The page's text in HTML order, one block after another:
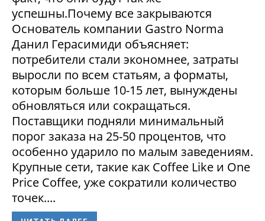
успешны.Почему все закрываются
Основатель компании Gastro Norma
Данил Герасимиди объясняет:
потребители стали экономнее, затраты
выросли по всем статьям, а форматы,
которым больше 10-15 лет, вынуждены
обновляться или сокращаться.
Поставщики подняли минимальный
порог заказа на 25-50 процентов, что
особенно ударило по малым заведениям.
Крупные сети, такие как Coffee Like и One
Price Coffee, уже сократили количество
точек....